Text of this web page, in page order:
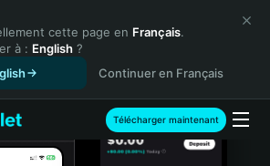
cette page en Français.
à : English ?
Continuer en Français
Télécharger maintenant